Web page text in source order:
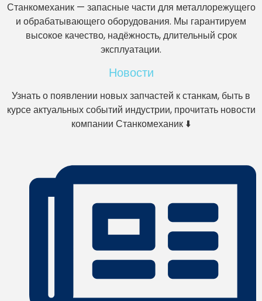
Станкомеханик — запасные части для металлорежущего
и обрабатывающего оборудования. Мы гарантируем
высокое качество, надёжность, длительный срок
эксплуатации.
Новости
Узнать о появлении новых запчастей к станкам, быть в
курсе актуальных событий индустрии, прочитать новости
компании Станкомеханик ⬇️